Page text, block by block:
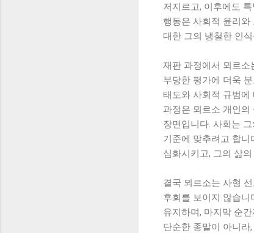
저지르고, 이후에도
행동은 사회적 윤리와
대한 그의 냉철한 인
재판 과정에서 뫼르소
부당한 평가에 더욱
태도와 사회적 규범에
과정은 뫼르소 개인
장면입니다. 사회는
기준에 맞추려고 합
심화시키고, 그의 삶
결국 뫼르소는 사형
후회를 보이지 않습
유지하며, 마지막 순
단순한 종말이 아니